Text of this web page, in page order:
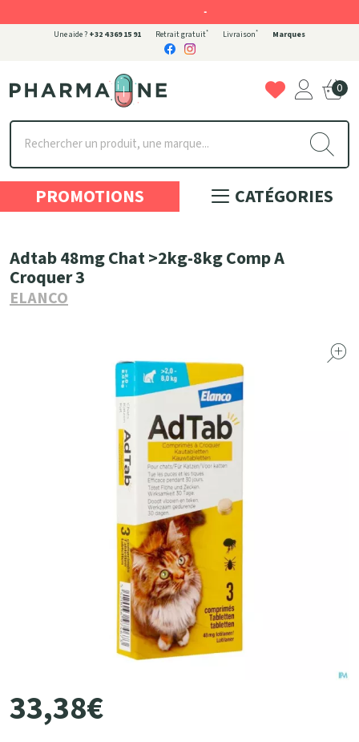
Une aide ? +32 4 369 15 91 Retrait gratuit* Livraison* Marques
Pharmaone Votre pharmacie en ligne à votre service
0
PROMOTIONS CATÉGORIES
Adtab 48mg Chat >2kg-8kg Comp A
Croquer 3
ELANCO
33,38€